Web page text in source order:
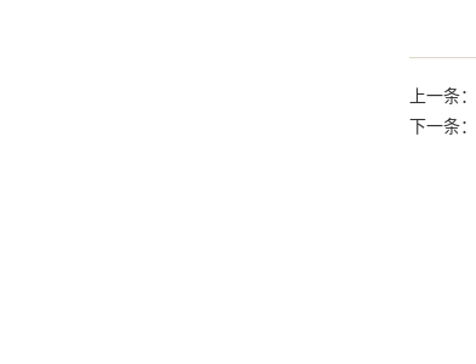
上一条：
下一条：